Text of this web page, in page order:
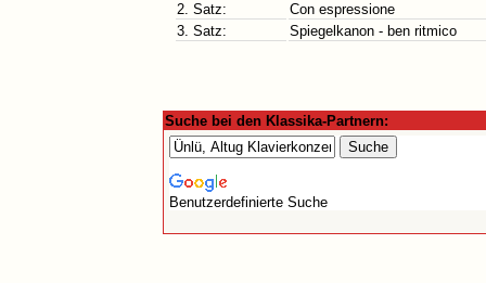
2. Satz:
Con espressione
3. Satz:
Spiegelkanon - ben ritmico
Suche bei den Klassika-Partnern:
Benutzerdefinierte Suche